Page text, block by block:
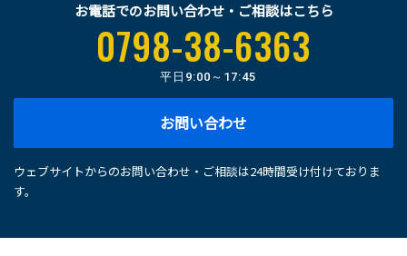
お電話でのお問い合わせ・ご相談はこちら
0798-38-6363
平日 9:00～17:45
お問い合わせ
ウェブサイトからのお問い合わせ・ご相談は24時間受け付けておりま
す。